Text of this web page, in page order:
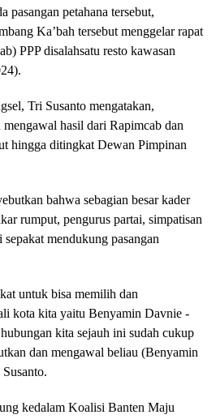
pasangan petahana tersebut,
Ka’bah tersebut menggelar rapat
PPP disalahsatu resto kawasan
Tri Susanto mengatakan,
hasil dari Rapimcab dan
hingga ditingkat Dewan Pimpinan
bahwa sebagian besar kader
rumput, pengurus partai, simpatisan
mendukung pasangan
untuk bisa memilih dan
kota kita yaitu Benyamin Davnie -
kita sejauh ini sudah cukup
dan mengawal beliau (Benyamin
kedalam Koalisi Banten Maju